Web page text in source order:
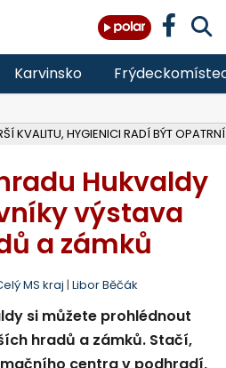
Karvinsko
KVALITU, HYGIENICI RADÍ BÝT OPATRNÍ
Hukvaldy
výstava
a zámků
MS kraj | Libor Běčák
si můžete prohlédnout
hradů a zámků. Stačí,